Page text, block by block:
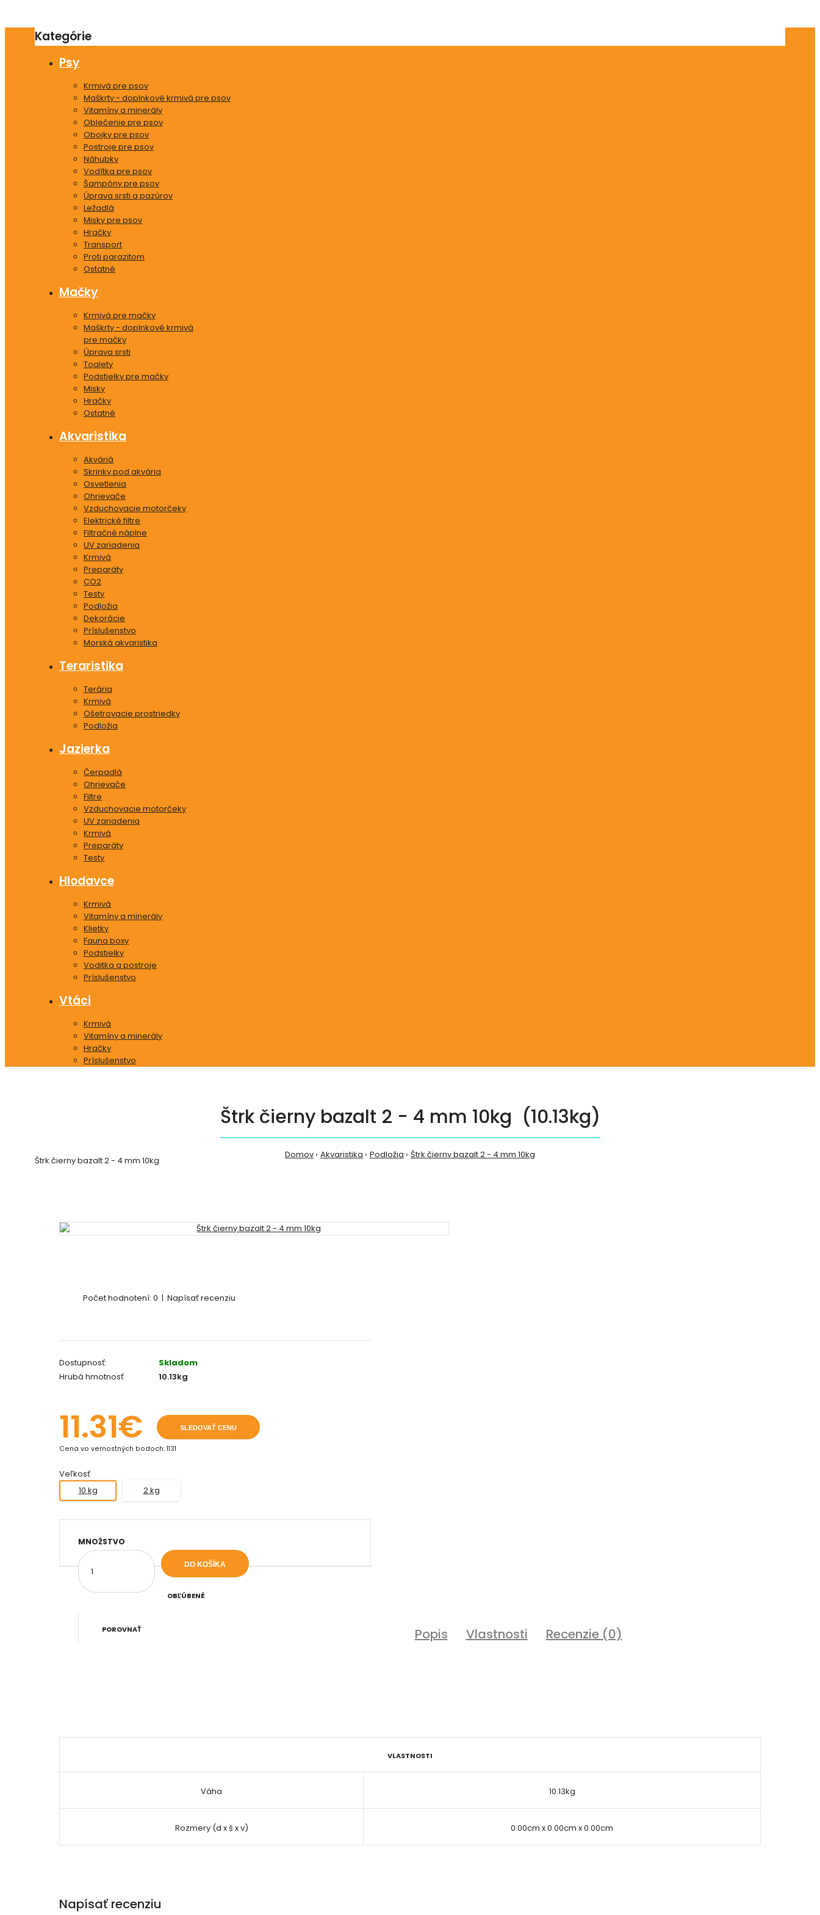
Kategórie
Psy
Krmivá pre psov
Maškrty - doplnkové krmivá pre psov
Vitamíny a minerály
Oblečenie pre psov
Obojky pre psov
Postroje pre psov
Náhubky
Vodítka pre psov
Šampóny pre psov
Úprava srsti a pazúrov
Ležadlá
Misky pre psov
Hračky
Transport
Proti parazitom
Ostatné
Mačky
Krmivá pre mačky
Maškrty - doplnkové krmivá
pre mačky
Úprava srsti
Toalety
Podstielky pre mačky
Misky
Hračky
Ostatné
Akvaristika
Akváriá
Skrinky pod akvária
Osvetlenia
Ohrievače
Vzduchovacie motorčeky
Elektrické filtre
Filtračné náplne
UV zariadenia
Krmivá
Preparáty
CO2
Testy
Podložia
Dekorácie
Príslušenstvo
Morská akvaristika
Teraristika
Terária
Krmivá
Ošetrovacie prostriedky
Podložia
Jazierka
Čerpadlá
Ohrievače
Filtre
Vzduchovacie motorčeky
UV zariadenia
Krmivá
Preparáty
Testy
Hlodavce
Krmivá
Vitamíny a minerály
Klietky
Fauna boxy
Podstielky
Voditka a postroje
Príslušenstvo
Vtáci
Krmivá
Vitamíny a minerály
Hračky
Príslušenstvo
Štrk čierny bazalt 2 - 4 mm 10kg (10.13kg)
Domov Akvaristika Podložia Štrk čierny bazalt 2 - 4 mm 10kg
Štrk čierny bazalt 2 - 4 mm 10kg
Počet hodnotení: 0 | Napísať recenziu
Dostupnosť:
Skladom
Hrubá hmotnosť
10.13kg
11.31€ SLEDOVAŤ CENU
Cena vo vernostných bodoch: 1131
Veľkosť
10 kg
2 kg
MNOŽSTVO
OBĽÚBENÉ
POROVNAŤ Popis Vlastnosti Recenzie (0)
VLASTNOSTI
Váha 10.13kg
Rozmery (d x š x v) 0.00cm x 0.00cm x 0.00cm
Napísať recenziu